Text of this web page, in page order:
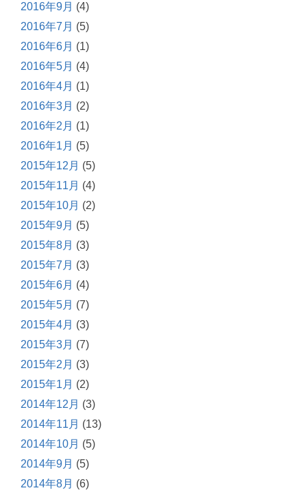
2016年9月 (4)
2016年7月 (5)
2016年6月 (1)
2016年5月 (4)
2016年4月 (1)
2016年3月 (2)
2016年2月 (1)
2016年1月 (5)
2015年12月 (5)
2015年11月 (4)
2015年10月 (2)
2015年9月 (5)
2015年8月 (3)
2015年7月 (3)
2015年6月 (4)
2015年5月 (7)
2015年4月 (3)
2015年3月 (7)
2015年2月 (3)
2015年1月 (2)
2014年12月 (3)
2014年11月 (13)
2014年10月 (5)
2014年9月 (5)
2014年8月 (6)